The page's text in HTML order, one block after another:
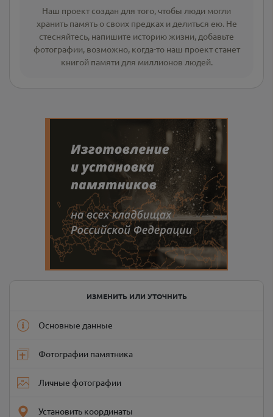
Наш проект создан для того, чтобы люди могли
хранить память о своих предках и делиться ею. Не
стесняйтесь, напишите историю жизни, добавьте
фотографии, возможно, когда-то наш проект станет
книгой памяти для миллионов людей.
ИЗМЕНИТЬ ИЛИ УТОЧНИТЬ
Основные данные
Фотографии памятника
Личные фотографии
Установить координаты